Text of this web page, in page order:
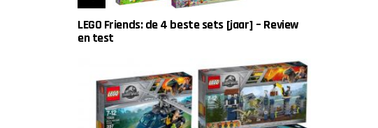
LEGO Friends: de 4 beste sets [jaar] – Review
en test